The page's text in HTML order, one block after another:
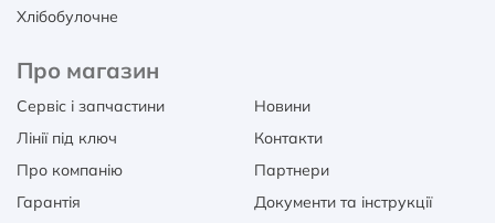
Хлібобулочне
Про магазин
Сервіс і запчастини
Новини
Лінії під ключ
Контакти
Про компанію
Партнери
Гарантія
Документи та інструкції